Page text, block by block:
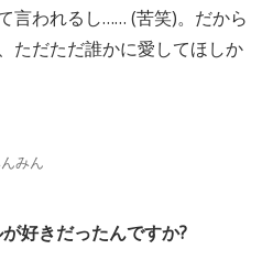
言われるし…… (苦笑)。だから
ただただ誰かに愛してほしか
みん
好きだったんですか?